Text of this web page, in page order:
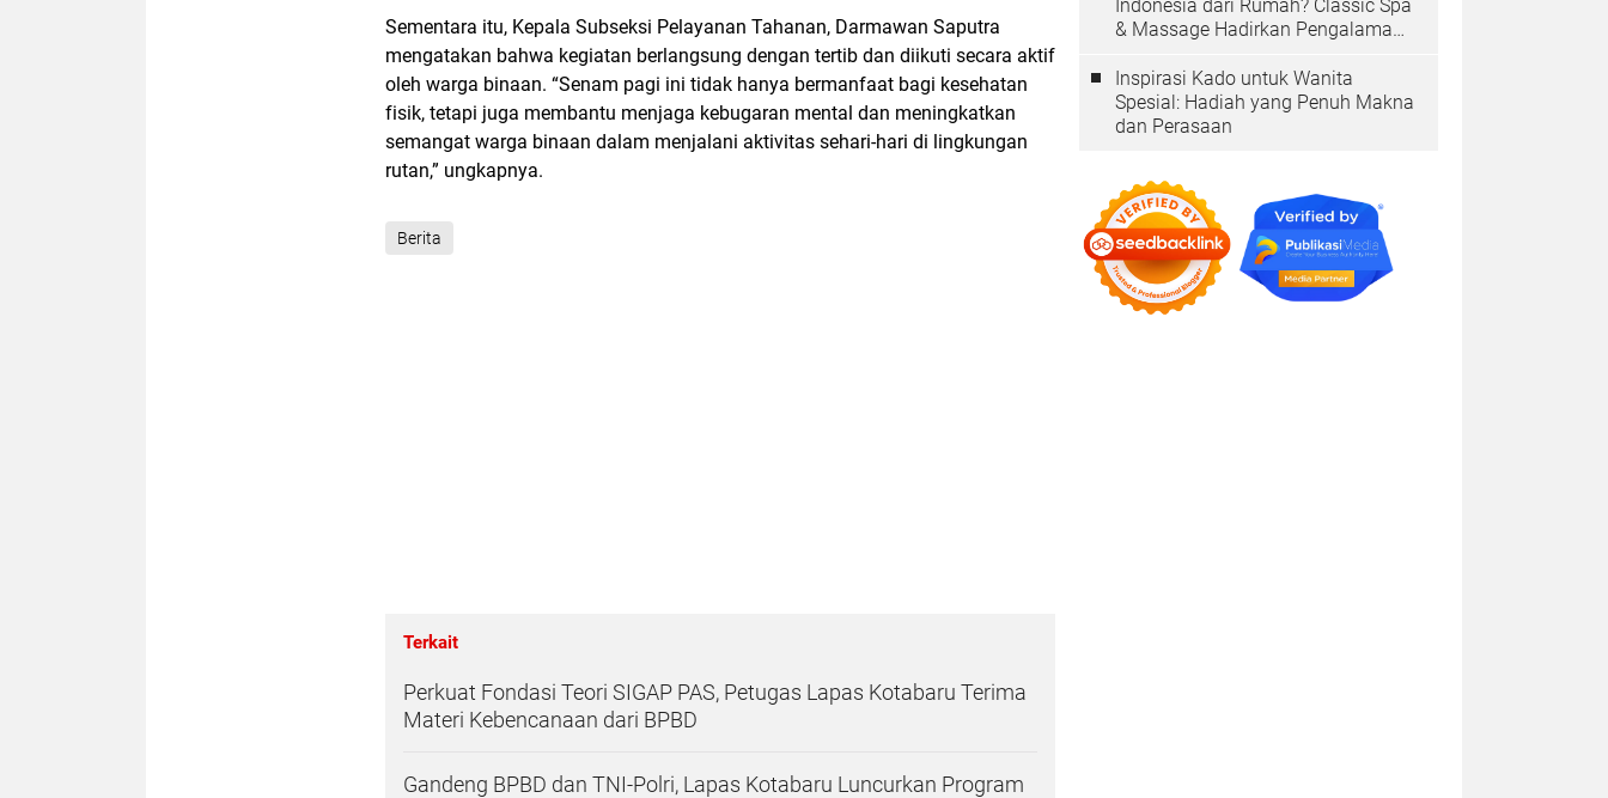
Sementara itu, Kepala Subseksi Pelayanan Tahanan, Darmawan Saputra
mengatakan bahwa kegiatan berlangsung dengan tertib dan diikuti secara aktif
oleh warga binaan. “Senam pagi ini tidak hanya bermanfaat bagi kesehatan
fisik, tetapi juga membantu menjaga kebugaran mental dan meningkatkan
semangat warga binaan dalam menjalani aktivitas sehari-hari di lingkungan
rutan,” ungkapnya.
Berita
Terkait
Perkuat Fondasi Teori SIGAP PAS, Petugas Lapas Kotabaru Terima
Materi Kebencanaan dari BPBD
Gandeng BPBD dan TNI-Polri, Lapas Kotabaru Luncurkan Program
Indonesia dari Rumah? Classic Spa
& Massage Hadirkan Pengalaman
Inspirasi Kado untuk Wanita
Spesial: Hadiah yang Penuh Makna
dan Perasaan